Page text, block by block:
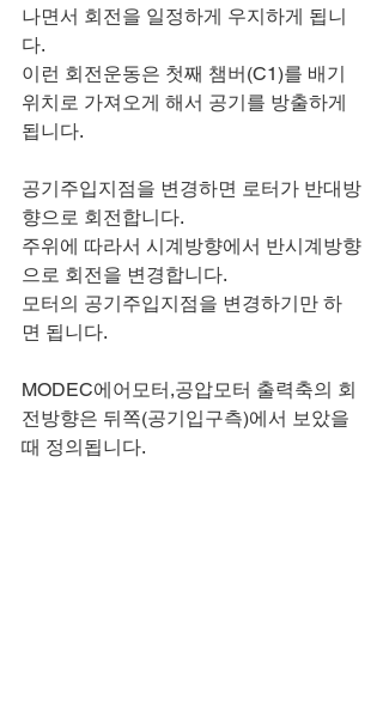
나면서 회전을 일정하게 우지하게 됩니
다.
이런 회전운동은 첫째 챔버(C1)를 배기
위치로 가져오게 해서 공기를 방출하게
됩니다.
공기주입지점을 변경하면 로터가 반대방
향으로 회전합니다.
주위에 따라서 시계방향에서 반시계방향
으로 회전을 변경합니다.
모터의 공기주입지점을 변경하기만 하
면 됩니다.
MODEC에어모터,공압모터 출력축의 회
전방향은 뒤쪽(공기입구측)에서 보았을
때 정의됩니다.